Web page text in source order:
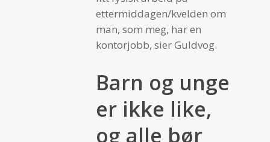
ettermiddagen/kvelden om
man, som meg, har en
kontorjobb, sier Guldvog.
Barn og unge
er ikke like,
og alle bør